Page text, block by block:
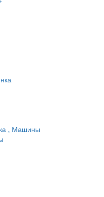
, Машины